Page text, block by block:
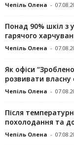
Чепіль Олена -
Понад 90% шкіл з
гарячого
Чепіль Олена -
Як офіси
розвивати власну
Чепіль Олена -
Після
похолодання та
Чепіль Олена -